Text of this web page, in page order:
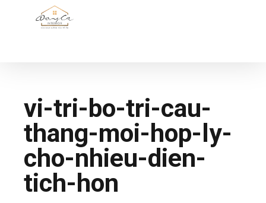
vi-tri-bo-tri-cau-
thang-moi-hop-ly-
cho-nhieu-dien-
tich-hon